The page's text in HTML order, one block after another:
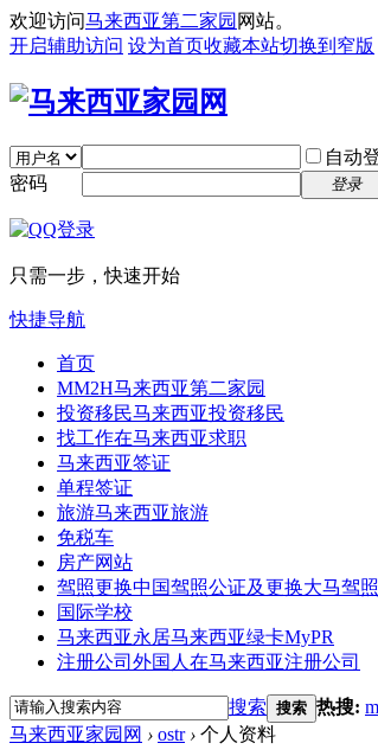
欢迎访问马来西亚第二家园 网站。
开启辅助访问 设为首页收藏本站切换到窄版
自动
密码
登录
只需一步，快速开始
快捷导航
首页
MM2H马来西亚第二家园
投资移民马来西亚投资移民
找工作在马来西亚求职
马来西亚签证
单程签证
旅游马来西亚旅游
免税车
房产网站
驾照更换中国驾照公证及更换大马驾照
国际学校
马来西亚永居马来西亚绿卡MyPR
注册公司 外国人在马来西亚注册公司
搜索 搜索 热搜:
马来西亚家园网 › ostr › 个人资料